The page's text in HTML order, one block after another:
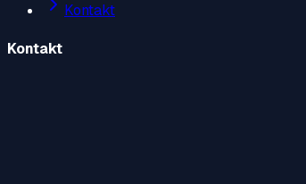
Kontakt
Kontakt